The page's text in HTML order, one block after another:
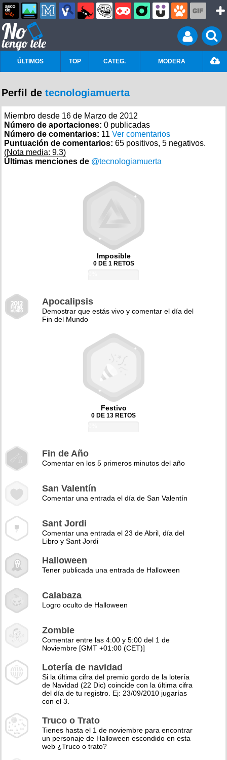
ÚLTIMOS TOP CATEG. MODERA
Perfil de tecnologiamuerta
Miembro desde 16 de Marzo de 2012
Número de aportaciones: 0 publicadas
Número de comentarios: 11 Ver comentarios
Puntuación de comentarios: 65 positivos, 5 negativos.
(Nota media: 9,3)
Últimas menciones de @tecnologiamuerta
Imposible
0 DE 1 RETOS
Apocalipsis
Demostrar que estás vivo y comentar el día del
Fin del Mundo
Festivo
0 DE 13 RETOS
Fin de Año
Comentar en los 5 primeros minutos del año
San Valentín
Comentar una entrada el día de San Valentín
Sant Jordi
Comentar una entrada el 23 de Abril, día del
Libro y Sant Jordi
Halloween
Tener publicada una entrada de Halloween
Calabaza
Logro oculto de Halloween
Zombie
Comentar entre las 4:00 y 5:00 del 1 de
Noviembre [GMT +01:00 (CET)]
Lotería de navidad
Si la última cifra del premio gordo de la lotería
de Navidad (22 Dic) coincide con la última cifra
del día de tu registro. Ej: 23/09/2010 jugarías
con el 3.
Truco o Trato
Tienes hasta el 1 de noviembre para encontrar
un personaje de Halloween escondido en esta
web ¿Truco o trato?